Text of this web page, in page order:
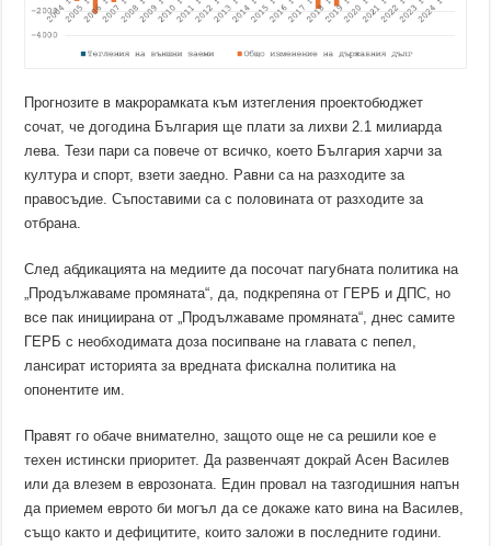
Прогнозите в макрорамката към изтегления проектобюджет
сочат, че догодина България ще плати за лихви 2.1 милиарда
лева. Тези пари са повече от всичко, което България харчи за
култура и спорт, взети заедно. Равни са на разходите за
правосъдие. Съпоставими са с половината от разходите за
отбрана.
След абдикацията на медиите да посочат пагубната политика на
„Продължаваме промяната“, да, подкрепяна от ГЕРБ и ДПС, но
все пак инициирана от „Продължаваме промяната“, днес самите
ГЕРБ с необходимата доза посипване на главата с пепел,
лансират историята за вредната фискална политика на
опонентите им.
Правят го обаче внимателно, защото още не са решили кое е
техен истински приоритет. Да развенчаят докрай Асен Василев
или да влезем в еврозоната. Един провал на тазгодишния напън
да приемем еврото би могъл да се докаже като вина на Василев,
също както и дефицитите, които заложи в последните години.